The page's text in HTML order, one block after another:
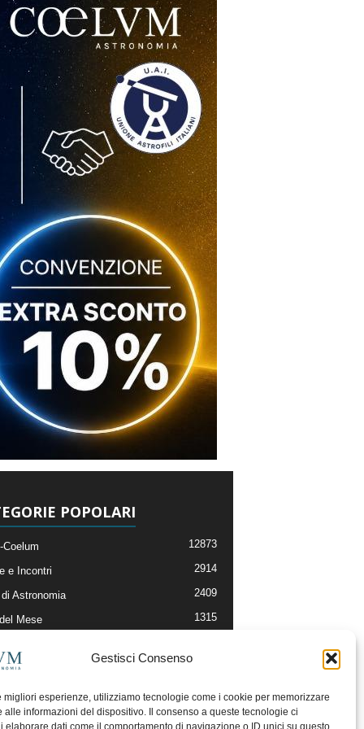
Gestisci Consenso
migliori esperienze, utilizziamo tecnologie come i cookie per memorizzare
alle informazioni del dispositivo. Il consenso a queste tecnologie ci
elaborare dati come il comportamento di navigazione o ID unici su questo
POPOLARI
Coelum 12873
e Incontri 2914
Astronomia 2409
Mese 1315
e Risorse On-Line
della Redazione